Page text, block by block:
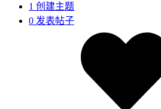
1 创建主题
0 发表帖子